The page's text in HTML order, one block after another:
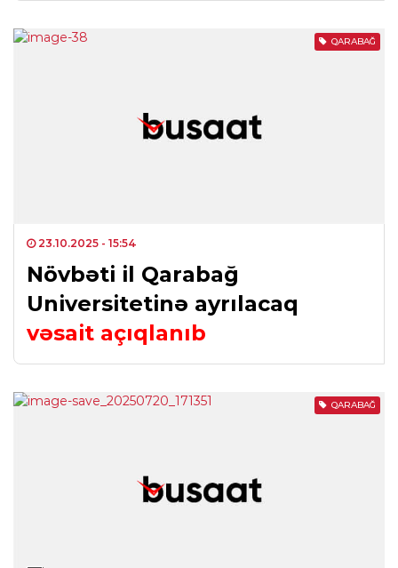
QARABAĞ
23.10.2025 - 15:54
Növbəti il Qarabağ
Universitetinə ayrılacaq
vəsait açıqlanıb
QARABAĞ